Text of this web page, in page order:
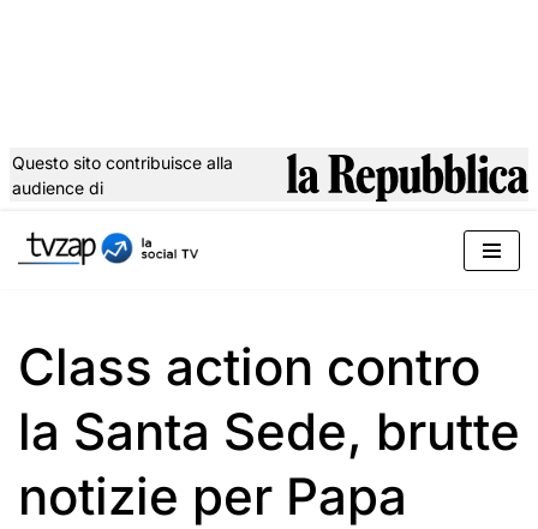
al
Questo sito contribuisce alla
audience di
Class action contro
la Santa Sede, brutte
notizie per Papa